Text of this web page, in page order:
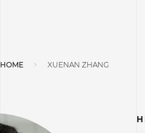
HOME XUENAN ZHANG